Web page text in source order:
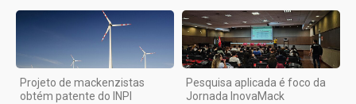
Projeto de mackenzistas
obtém patente do INPI
Pesquisa aplicada é foco da
Jornada InovaMack